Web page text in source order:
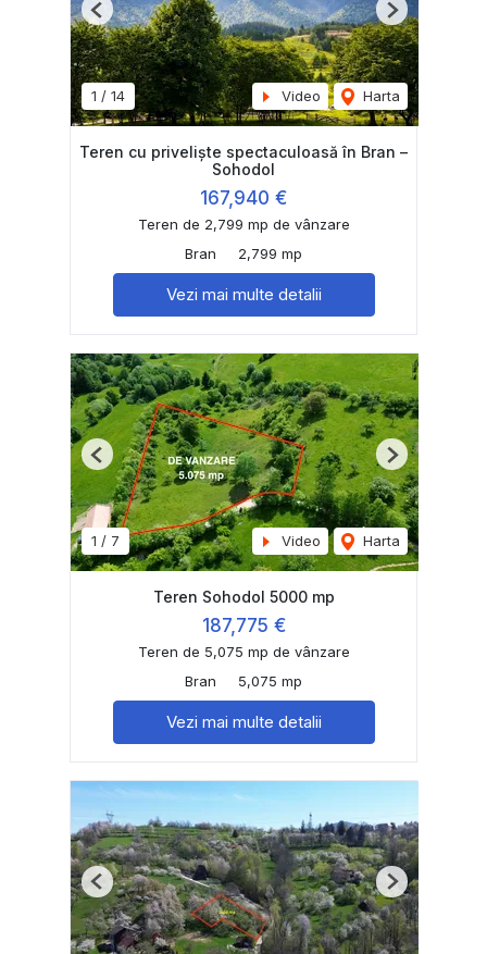
1 / 14 Video Harta
Previous Next
Teren cu priveliște spectaculoasă în Bran –
Sohodol
167,940 €
Teren de 2,799 mp de vânzare
Bran
2,799 mp
Vezi mai multe detalii
1 / 7 Video Harta
Previous Next
Teren Sohodol 5000 mp
187,775 €
Teren de 5,075 mp de vânzare
Bran
5,075 mp
Vezi mai multe detalii
Previous Next